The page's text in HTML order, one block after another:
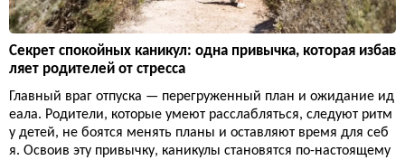
Секрет спокойных каникул: одна привычка, которая избав
ляет родителей от стресса
Главный враг отпуска — перегруженный план и ожидание ид
еала. Родители, которые умеют расслабляться, следуют ритм
у детей, не боятся менять планы и оставляют время для себ
я. Освоив эту привычку, каникулы становятся по-настоящему